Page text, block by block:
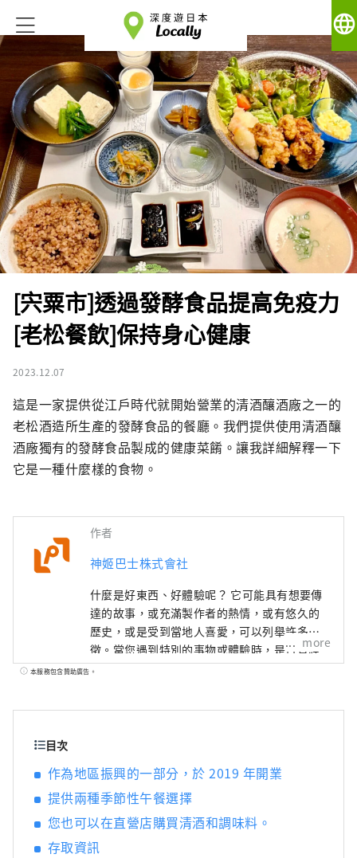
language
[宍粟市]透過發酵食品提高免疫力
[老松餐飲]保持身心健康
2023.12.07
這是一家提供從江戶時代就開始營業的清酒釀酒廠之一的
老松酒造所生產的發酵食品的餐廳。我們提供使用清酒釀
酒廠獨有的發酵食品製成的健康菜餚。讓我詳細解釋一下
它是一種什麼樣的食物。
作者
神姬巴士株式會社
什麼是好東西、好體驗呢？ 它可能具有想要傳
達的故事，或充滿製作者的熱情，或有悠久的
歷史，或是受到當地人喜愛，可以列舉許多特
徵。當您遇到特別的事物或體驗時，是否曾經
因為高興而想要告訴別人呢？ 而且，當您傳達
訊。
more
本服務包含贊助廣告。
目次
作為地區振興的一部分，於 2019 年開業
提供兩種季節性午餐選擇
您也可以在直營店購買清酒和調味料。
存取資訊